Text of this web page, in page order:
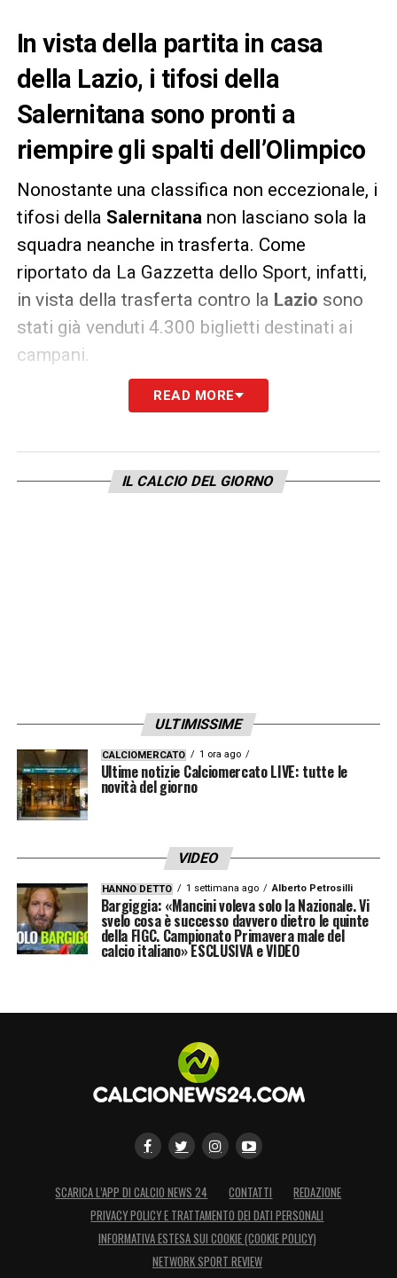
In vista della partita in casa
della Lazio, i tifosi della
Salernitana sono pronti a
riempire gli spalti dell’Olimpico
Nonostante una classifica non eccezionale, i
tifosi della Salernitana non lasciano sola la
squadra neanche in trasferta. Come
riportato da La Gazzetta dello Sport, infatti,
in vista della trasferta contro la Lazio sono
stati già venduti 4.300 biglietti destinati ai
campani.
Una vendita immediata e continua che ha
soddisfare tutte le richieste dei tifosi
granata, ad aprire anche la Curva Sud e
READ MORE
IL CALCIO DEL GIORNO
ULTIMISSIME
CALCIOMERCATO 1 ora ago
Ultime notizie Calciomercato LIVE: tutte le
novità del giorno
VIDEO
HANNO DETTO 1 settimana ago Alberto Petrosilli
Bargiggia: «Mancini voleva solo la Nazionale. Vi
svelo cosa è successo davvero dietro le quinte
della FIGC. Campionato Primavera male del
calcio italiano» ESCLUSIVA e VIDEO
SCARICA L’APP DI CALCIO NEWS 24 CONTATTI
REDAZIONE
PRIVACY POLICY E TRATTAMENTO DEI DATI PERSONALI
INFORMATIVA ESTESA SUI COOKIE (COOKIE POLICY)
NETWORK SPORT REVIEW